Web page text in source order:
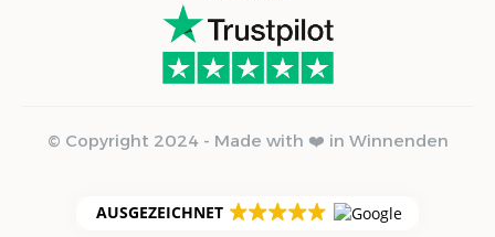
© Copyright 2024 - Made with ❤️ in Winnenden
AUSGEZEICHNET